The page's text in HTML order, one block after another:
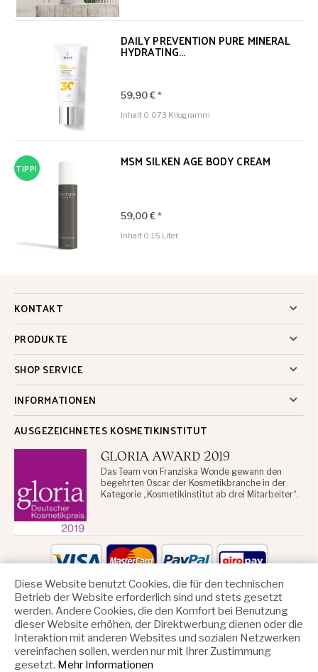
DAILY PREVENTION PURE MINERAL
HYDRATING...
59,90 € *
Inhalt 0.073 Kilogramm
TIPP! MSM SILKEN AGE BODY CREAM
59,00 € *
Inhalt 0.15 Liter
KONTAKT
PRODUKTE
SHOP SERVICE
INFORMATIONEN
AUSGEZEICHNETES KOSMETIKINSTITUT
GLORIA AWARD 2019
Das Team von Franziska Wonde gewann den
begehrten Oscar der Kosmetikbranche in der
Kategorie „Kosmetikinstitut ab drei Mitarbeiter“.
ZAHLUNGSARTEN
Diese Website benutzt Cookies, die für den technischen
Betrieb der Website erforderlich sind und stets gesetzt
werden. Andere Cookies, die den Komfort bei Benutzung
dieser Website erhöhen, der Direktwerbung dienen oder die
Interaktion mit anderen Websites und sozialen Netzwerken
vereinfachen sollen, werden nur mit Ihrer Zustimmung
gesetzt. Mehr Informationen